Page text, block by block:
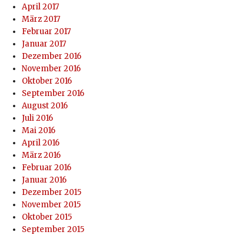
April 2017
März 2017
Februar 2017
Januar 2017
Dezember 2016
November 2016
Oktober 2016
September 2016
August 2016
Juli 2016
Mai 2016
April 2016
März 2016
Februar 2016
Januar 2016
Dezember 2015
November 2015
Oktober 2015
September 2015